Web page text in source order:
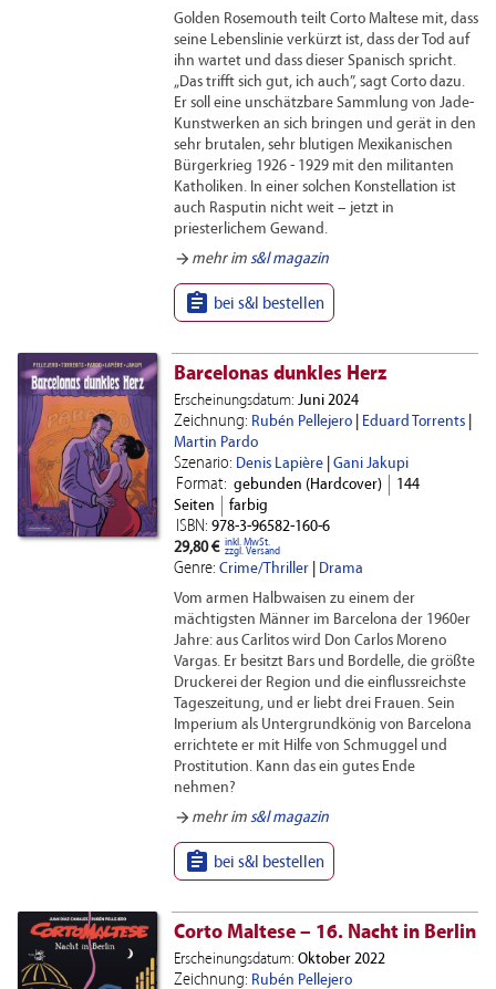
Golden Rosemouth teilt Corto Maltese mit, dass
seine Lebenslinie verkürzt ist, dass der Tod auf
ihn wartet und dass dieser Spanisch spricht.
„Das trifft sich gut, ich auch”, sagt Corto dazu.
Er soll eine unschätzbare Sammlung von Jade-
Kunstwerken an sich bringen und gerät in den
sehr brutalen, sehr blutigen Mexikanischen
Bürgerkrieg 1926 - 1929 mit den militanten
Katholiken. In einer solchen Konstellation ist
auch Rasputin nicht weit – jetzt in
priesterlichem Gewand.
arrow_forward mehr im s&l magazin
 bei s&l bestellen
Barcelonas dunkles Herz
Erscheinungsdatum: Juni 2024
Zeichnung: Rubén Pellejero| Eduard Torrents|
Martin Pardo
Szenario: Denis Lapière| Gani Jakupi
Format: gebunden (Hardcover)
144
Seiten
farbig
ISBN: 978-3-96582-160-6
29,80 € inkl. MwSt.
zzgl. Versand
Genre: Crime/Thriller| Drama
Vom armen Halb­waisen zu einem der
mächtigsten Männer im Barcelona der 1960er
Jahre: aus Carlitos wird Don Carlos Moreno
Vargas. Er be­sitzt Bars und Bordelle, die größte
Druckerei der Region und die einfluss­reichste
Tageszeitung, und er liebt drei Frauen. Sein
Imperium als Untergrund­könig von Barcelona
errichtete er mit Hilfe von Schmuggel und
Prostitution. Kann das ein gutes Ende
nehmen?
arrow_forward mehr im s&l magazin
 bei s&l bestellen
Corto Maltese – 16. Nacht in Berlin
Erscheinungsdatum: Oktober 2022
Zeichnung: Rubén Pellejero